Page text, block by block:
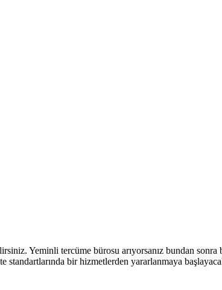
Yeminli tercüme bürosu arıyorsanız bundan sonra
standartlarında bir hizmetlerden yararlanmaya